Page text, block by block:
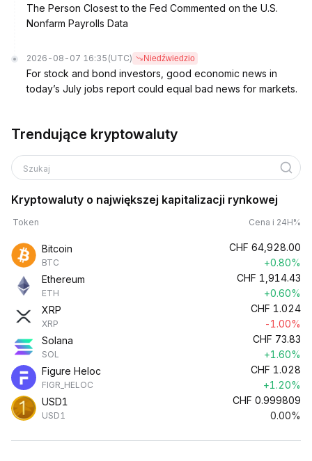
The Person Closest to the Fed Commented on the U.S.
Nonfarm Payrolls Data
2026-08-07 16:35 (UTC) Niedźwiedzio
For stock and bond investors, good economic news in
today’s July jobs report could equal bad news for markets.
Trendujące kryptowaluty
Szukaj
Kryptowaluty o największej kapitalizacji rynkowej
Token Cena i 24H%
Bitcoin
BTC
CHF 64,928.00
+0.80%
Ethereum
ETH
CHF 1,914.43
+0.60%
XRP
XRP
CHF 1.024
-1.00%
Solana
SOL
CHF 73.83
+1.60%
Figure Heloc
FIGR_HELOC
CHF 1.028
+1.20%
USD1
USD1
CHF 0.999809
0.00%